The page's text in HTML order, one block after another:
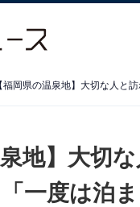
泉地】大切
一度は泊